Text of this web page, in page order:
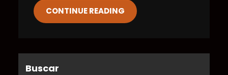
CONTINUE READING
Buscar